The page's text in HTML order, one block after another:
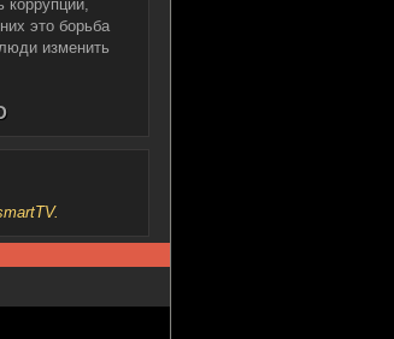
коррупции,
это борьба
изменить